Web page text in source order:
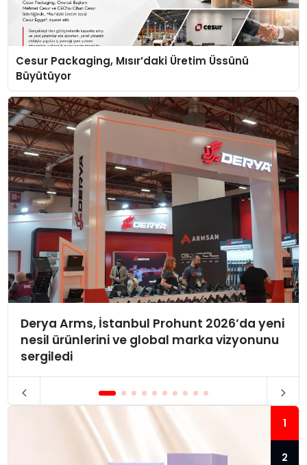
Cesur Packaging, Mısır’daki Üretim Üssünü
Büyütüyor
Derya Arms, İstanbul Prohunt 2026’da yeni
nesil ürünlerini ve global marka vizyonunu
sergiledi
1
2